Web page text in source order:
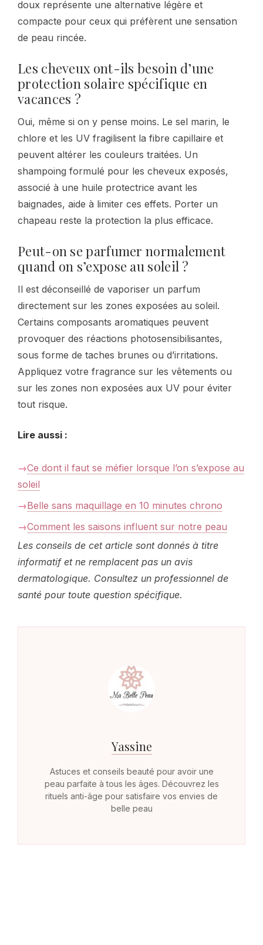
doux représente une alternative légère et
compacte pour ceux qui préfèrent une sensation
de peau rincée.
Les cheveux ont-ils besoin d’une
protection solaire spécifique en
vacances ?
Oui, même si on y pense moins. Le sel marin, le
chlore et les UV fragilisent la fibre capillaire et
peuvent altérer les couleurs traitées. Un
shampoing formulé pour les cheveux exposés,
associé à une huile protectrice avant les
baignades, aide à limiter ces effets. Porter un
chapeau reste la protection la plus efficace.
Peut-on se parfumer normalement
quand on s’expose au soleil ?
Il est déconseillé de vaporiser un parfum
directement sur les zones exposées au soleil.
Certains composants aromatiques peuvent
provoquer des réactions photosensibilisantes,
sous forme de taches brunes ou d’irritations.
Appliquez votre fragrance sur les vêtements ou
sur les zones non exposées aux UV pour éviter
tout risque.
Lire aussi :
Ce dont il faut se méfier lorsque l’on s’expose au
soleil
Belle sans maquillage en 10 minutes chrono
Comment les saisons influent sur notre peau
Les conseils de cet article sont donnés à titre
informatif et ne remplacent pas un avis
dermatologique. Consultez un professionnel de
santé pour toute question spécifique.
Yassine
Astuces et conseils beauté pour avoir une
peau parfaite à tous les âges. Découvrez les
rituels anti-âge pour satisfaire vos envies de
belle peau